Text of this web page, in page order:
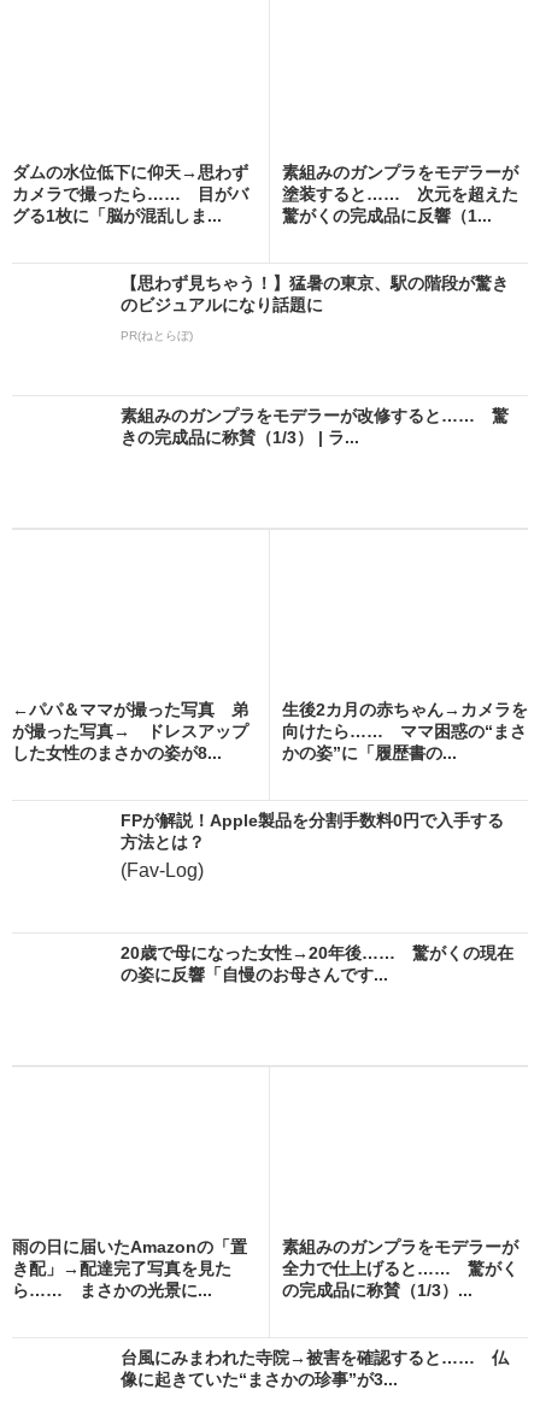
ダムの水位低下に仰天→思わず
カメラで撮ったら…… 目がバ
グる1枚に「脳が混乱しま...
素組みのガンプラをモデラーが
塗装すると…… 次元を超えた
驚がくの完成品に反響（1...
【思わず見ちゃう！】猛暑の東京、駅の階段が驚き
のビジュアルになり話題に
PR(ねとらぼ)
素組みのガンプラをモデラーが改修すると…… 驚
きの完成品に称賛（1/3） | ラ...
←パパ＆ママが撮った写真 弟
が撮った写真→ ドレスアップ
した女性のまさかの姿が8...
生後2カ月の赤ちゃん→カメラを
向けたら…… ママ困惑の“まさ
かの姿”に「履歴書の...
FPが解説！Apple製品を分割手数料0円で入手する
方法とは？
(Fav-Log)
20歳で母になった女性→20年後…… 驚がくの現在
の姿に反響「自慢のお母さんです...
雨の日に届いたAmazonの「置
き配」→配達完了写真を見た
ら…… まさかの光景に...
素組みのガンプラをモデラーが
全力で仕上げると…… 驚がく
の完成品に称賛（1/3）...
台風にみまわれた寺院→被害を確認すると…… 仏
像に起きていた“まさかの珍事”が3...